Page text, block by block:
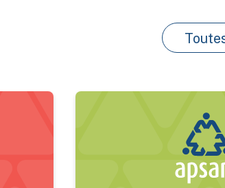
de siège pour les conducteurs de
Sécurité routière et